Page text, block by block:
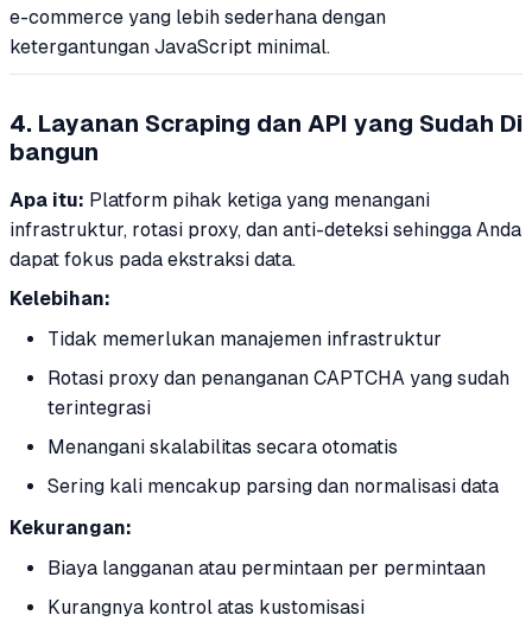
e-commerce yang lebih sederhana dengan
ketergantungan JavaScript minimal.
4. Layanan Scraping dan API yang Sudah Di
bangun
Apa itu: Platform pihak ketiga yang menangani
infrastruktur, rotasi proxy, dan anti-deteksi sehingga Anda
dapat fokus pada ekstraksi data.
Kelebihan:
Tidak memerlukan manajemen infrastruktur
Rotasi proxy dan penanganan CAPTCHA yang sudah
terintegrasi
Menangani skalabilitas secara otomatis
Sering kali mencakup parsing dan normalisasi data
Kekurangan:
Biaya langganan atau permintaan per permintaan
Kurangnya kontrol atas kustomisasi